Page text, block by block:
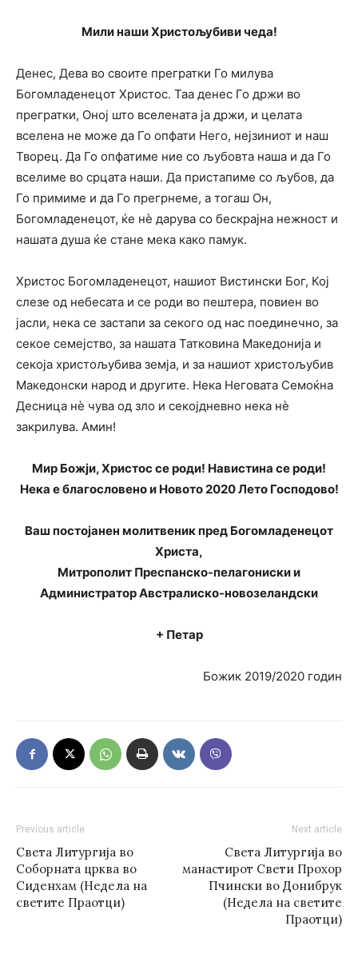
Мили наши Христољубиви чеда!
Денес, Дева во своите прегратки Го милува
Богомладенецот Христос. Таа денес Го држи во
прегратки, Оној што вселената ја држи, и целата
вселена не може да Го опфати Него, нејзиниот и наш
Творец. Да Го опфатиме ние со љубовта наша и да Го
вселиме во срцата наши. Да пристапиме со љубов, да
Го примиме и да Го прегрнеме, а тогаш Он,
Богомладенецот, ќе нè дарува со бескрајна нежност и
нашата душа ќе стане мека како памук.
Христос Богомладенецот, нашиот Вистински Бог, Кој
слезе од небесата и се роди во пештера, повиен во
јасли, нека се застапи за секого од нас поединечно, за
секое семејство, за нашата Татковина Македонија и
секоја христољубива земја, и за нашиот христољубив
Македонски народ и другите. Нека Неговата Семоќна
Десница нè чува од зло и секојдневно нека нè
закрилува. Амин!
Мир Божји, Христос се роди! Навистина се роди!
Нека е благословено и Новото 2020 Лето Господово!
Ваш постојанен молитвеник пред Богомладенецот
Христа,
Митрополит Преспанско-пелагониски и
Администратор Австралиско-новозеландски
+ Петар
Божик 2019/2020 годин
Previous article
Света Литургија во
Соборната црква во
Сиденхам (Недела на
светите Праотци)
Next article
Света Литургија во
манастирот Свети Прохор
Пчински во Донибрук
(Недела на светите
Праотци)